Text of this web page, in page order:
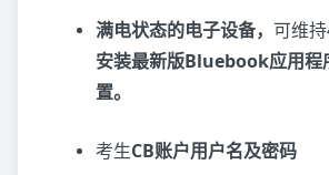
满电状态的电子设备， 可维
安装最新版Bluebook应用程
置。
考生CB账户用户名及密码